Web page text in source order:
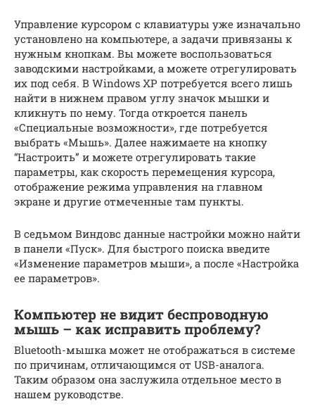
Управление курсором с клавиатуры уже изначально
установлено на компьютере, а задачи привязаны к
нужным кнопкам. Вы можете воспользоваться
заводскими настройками, а можете отрегулировать
их под себя. В Windows XP потребуется всего лишь
найти в нижнем правом углу значок мышки и
кликнуть по нему. Тогда откроется панель
«Специальные возможности», где потребуется
выбрать «Mышь». Далее нажимаете на кнопку
“Настроить” и можете отрегулировать такие
параметры, как скорость перемещения курсора,
отображение режима управления на главном
экране и другие отмеченные там пункты.
В седьмом Виндовс данные настройки можно найти
в панели «Пуск». Для быстрого поиска введите
«Изменение параметров мыши», а после «Настройка
ее параметров».
Компьютер не видит беспроводную
мышь – как исправить проблему?
Bluetooth-мышка может не отображаться в системе
по причинам, отличающимся от USB-аналога.
Таким образом она заслужила отдельное место в
нашем руководстве.